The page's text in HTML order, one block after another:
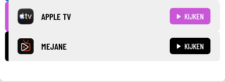
APPLE TV KIJKEN
MEJANE KIJKEN